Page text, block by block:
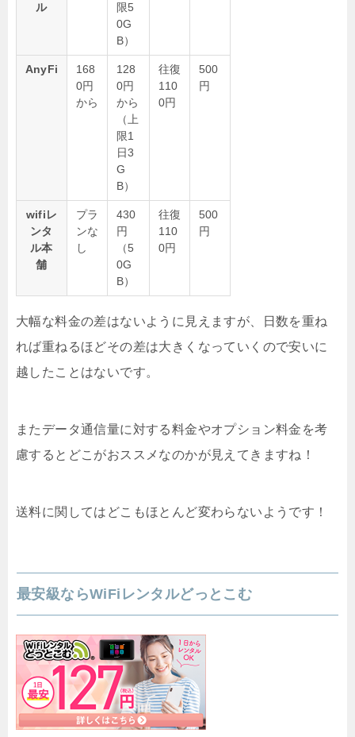
ル
限5
0G
B）
AnyFi
168
0円
から
128
0円
から
（上
限1
日3
G
B）
往復
110
0円
500
円
wifiレ
ンタ
ル本
舗
プラ
ンな
し
430
円
（5
0G
B）
往復
110
0円
500
円
大幅な料金の差はないように見えますが、日数を重ね
れば重ねるほどその差は大きくなっていくので安いに
越したことはないです。
またデータ通信量に対する料金やオプション料金を考
慮するとどこがおススメなのかが見えてきますね！
送料に関してはどこもほとんど変わらないようです！
最安級ならWiFiレンタルどっとこむ